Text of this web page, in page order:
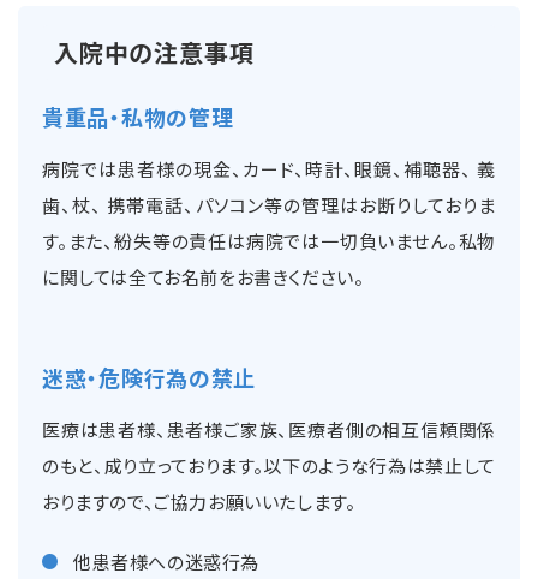
入院中の注意事項
貴重品・私物の管理
病院では患者様の現金、カード、時計、眼鏡、補聴器、 義
歯、杖、 携帯電話、パソコン等の管理はお断りしておりま
す。また、紛失等の責任は病院では一切負いません。私物
に関しては全てお名前をお書きください。
迷惑・危険行為の禁止
医療は患者様、患者様ご家族、医療者側の相互信頼関係
のもと、成り立っております。以下のような行為は禁止して
おりますので、ご協力お願いいたします。
他患者様への迷惑行為